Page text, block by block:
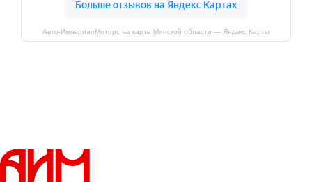
Авто-ИмпериалМоторс на карте Минской области — Яндекс Карты